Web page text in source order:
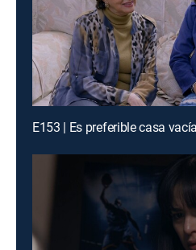
E153 | Es preferible casa